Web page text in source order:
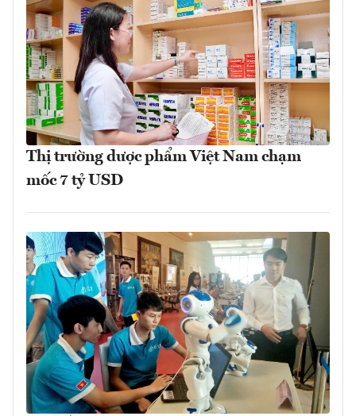
Thị trường dược phẩm Việt Nam chạm
mốc 7 tỷ USD